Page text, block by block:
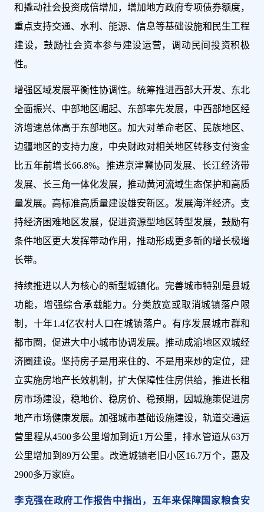
和撬动社会投资成倍增加，增加地方政府专项债券额度，
重点支持交通、水利、能源、信息等基础设施和民生工程
建设，鼓励社会资本参与建设运营，调动民间投资积极
性。
增强区域发展平衡性协调性。统筹推进西部大开发、东北
全面振兴、中部地区崛起、东部率先发展，中西部地区经
济增速总体高于东部地区。加大对革命老区、民族地区、
边疆地区的支持力度，中央财政对相关地区转移支付资金
比五年前增长66.8%。推进京津冀协同发展、长江经济带
发展、长三角一体化发展，推动黄河流域生态保护和高质
量发展。高标准高质量建设雄安新区。发展海洋经济。支
持经济困难地区发展，促进资源型地区转型发展，鼓励有
条件地区更大发挥带动作用，推动形成更多新的增长极增
长带。
持续推进以人为核心的新型城镇化。完善城市特别是县城
功能，增强综合承载能力。分类放宽或取消城镇落户限
制，十年1.4亿农村人口在城镇落户。有序发展城市群和
都市圈，促进大中小城市协调发展。推动成渝地区双城经
济圈建设。坚持房子是用来住的、不是用来炒的定位，建
立实施房地产长效机制，扩大保障性住房供给，推进长租
房市场建设，稳地价、稳房价、稳预期，因城施策促进房
地产市场健康发展。加强城市基础设施建设，轨道交通运
营里程从4500多公里增加到近1万公里，排水管道从63万
公里增加到89万公里。改造城镇老旧小区16.7万个，惠及
2900多万家庭。
李克强在政府工作报告中指出，五年来保障国家粮食安